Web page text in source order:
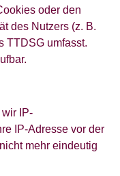
oder den
des Nutzers (z. B.
TTDSG umfasst.
IP-
IP-Adresse vor der
mehr eindeutig